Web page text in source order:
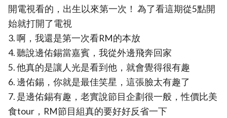
開電視看的，出生以來第一次！ 為了看這期從5點開
始就打開了電視
3. 啊，我還是第一次看RM的本放
4. 聽說邊佑錫當嘉賓，我從外邊飛奔回家
5. 他真的是讓人光是看到他，就會覺得很有趣
6. 邊佑錫，你就是最佳笑星，這張臉太有趣了
7. 是邊佑錫有趣，老實說節目企劃很一般，性價比美
食tour，RM節目組真的要好好反省一下